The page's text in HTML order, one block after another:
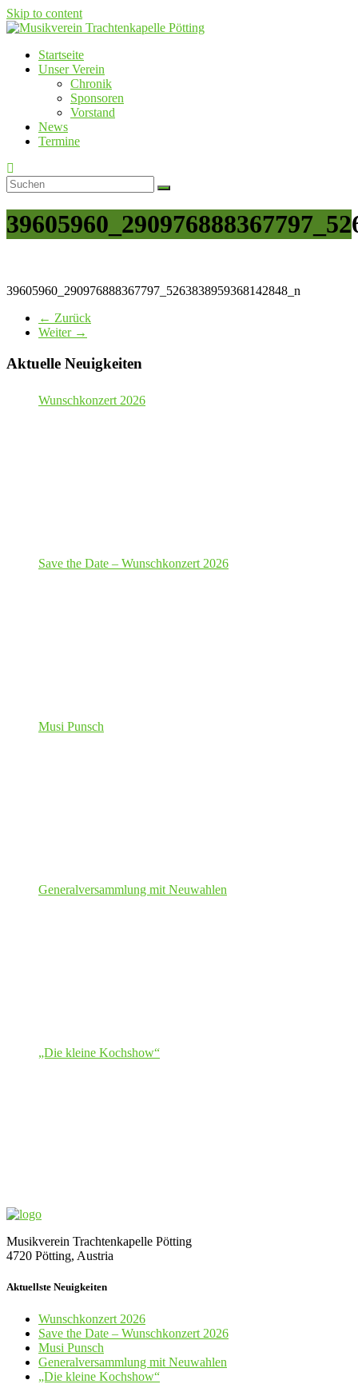
Skip to content
Musikverein Trachtenkapelle Pötting
Startseite
Unser Verein
Chronik
Sponsoren
Vorstand
News
Termine
39605960_290976888367797_5263838959368142848_n
← Zurück
Weiter →
Aktuelle Neuigkeiten
Wunschkonzert 2026
Save the Date – Wunschkonzert 2026
Musi Punsch
Generalversammlung mit Neuwahlen
„Die kleine Kochshow“
Musikverein Trachtenkapelle Pötting
4720 Pötting, Austria
Aktuellste Neuigkeiten
Wunschkonzert 2026
Save the Date – Wunschkonzert 2026
Musi Punsch
Generalversammlung mit Neuwahlen
„Die kleine Kochshow“